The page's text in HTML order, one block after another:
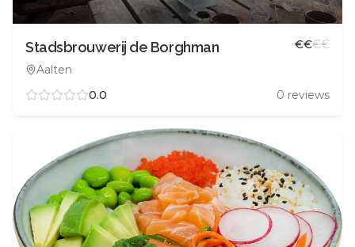
Stadsbrouwerij de Borghman
Aalten
€€€€
0.0 0 reviews